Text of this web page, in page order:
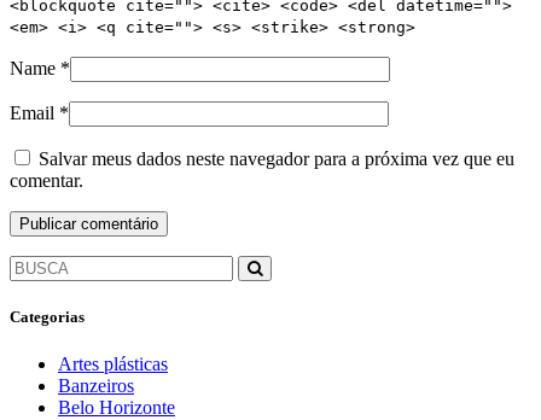
<blockquote cite=""> <cite> <code> <del datetime="">
<em> <i> <q cite=""> <s> <strike> <strong>
Name *
Email *
Salvar meus dados neste navegador para a próxima vez que eu
comentar.
Categorias
Artes plásticas
Banzeiros
Belo Horizonte